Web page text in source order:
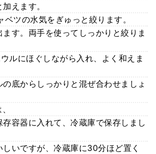
えます。
ベツの水気をぎゅっと絞ります。
す。両手を使ってしっかりと絞りま
ウルにほぐしながら入れ、よく和えま
底からしっかりと混ぜ合わせましょ
容器に入れて、冷蔵庫で保存しまし
いですが、冷蔵庫に30分ほど置く